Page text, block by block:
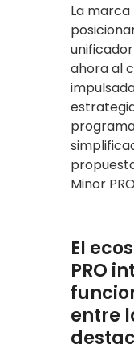
La
ahora al
Minor
El
PRO
entre